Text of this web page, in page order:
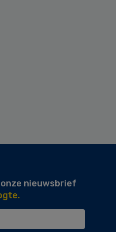
nieuwsbrief